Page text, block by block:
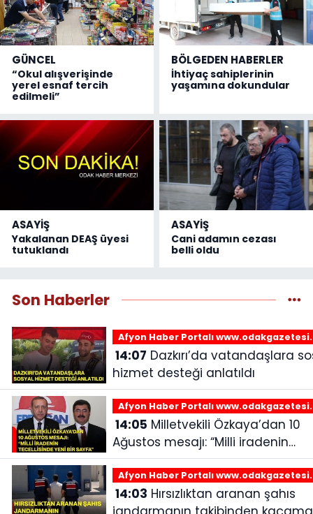
GÜNCEL
“Okul alışverişinde
yerel esnaf tercih
edilmeli”
BÖLGEDEN HABERLER
İhtiyaç sahiplerinin
yaşamına dokundular
ASAYİŞ
Yakalanan DEAŞ üyesi
tutuklandı
ASAYİŞ
Cani adamın cezası
belli oldu
Son Haberler
Afyon Haber Portalı
14:07
hizmet desteği anlatıldı
Afyon Haber Portalı
14:05
Ağustos mesajı: “Milli iradenin
tecellisinde yeni bir sayfa”
Afyon Haber Portalı
14:03